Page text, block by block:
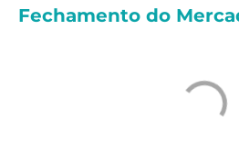
Fechamento do